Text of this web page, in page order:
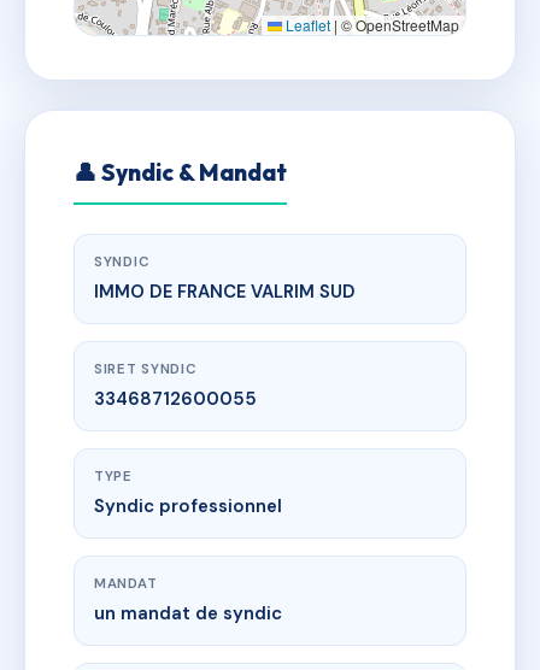
Leaflet | © OpenStreetMap
👤 Syndic & Mandat
SYNDIC
IMMO DE FRANCE VALRIM SUD
SIRET SYNDIC
33468712600055
TYPE
Syndic professionnel
MANDAT
un mandat de syndic